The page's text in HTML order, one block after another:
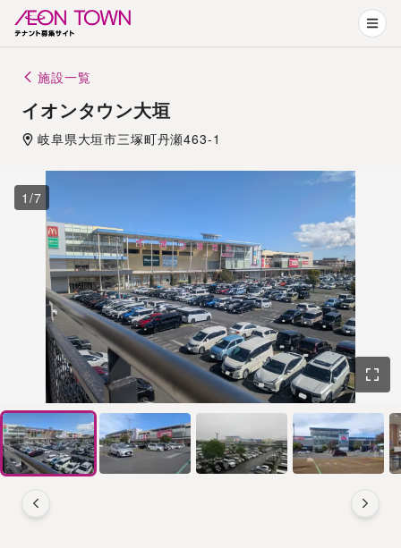
施設一覧
イオンタウン大垣
岐阜県大垣市三塚町丹瀬463-1
1 /7